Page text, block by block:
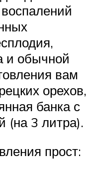
и обычной
вам
орехов,
банка с
(на 3 литра).
прост: